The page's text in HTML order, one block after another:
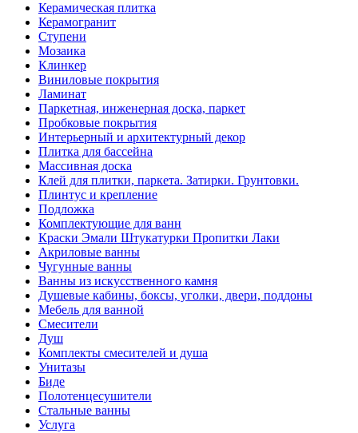
Керамическая плитка
Керамогранит
Ступени
Мозаика
Клинкер
Виниловые покрытия
Ламинат
Паркетная, инженерная доска, паркет
Пробковые покрытия
Интерьерный и архитектурный декор
Плитка для бассейна
Массивная доска
Клей для плитки, паркета. Затирки. Грунтовки.
Плинтус и крепление
Подложка
Комплектующие для ванн
Краски Эмали Штукатурки Пропитки Лаки
Акриловые ванны
Чугунные ванны
Ванны из искусственного камня
Душевые кабины, боксы, уголки, двери, поддоны
Мебель для ванной
Смесители
Душ
Комплекты смесителей и душа
Унитазы
Биде
Полотенцесушители
Стальные ванны
Услуга